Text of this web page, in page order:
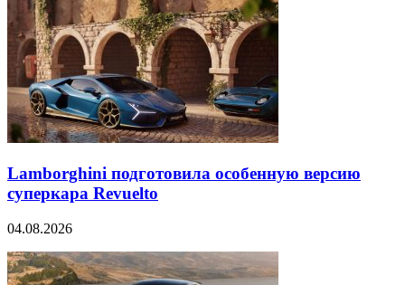
Lamborghini подготовила особенную версию
суперкара Revuelto
04.08.2026